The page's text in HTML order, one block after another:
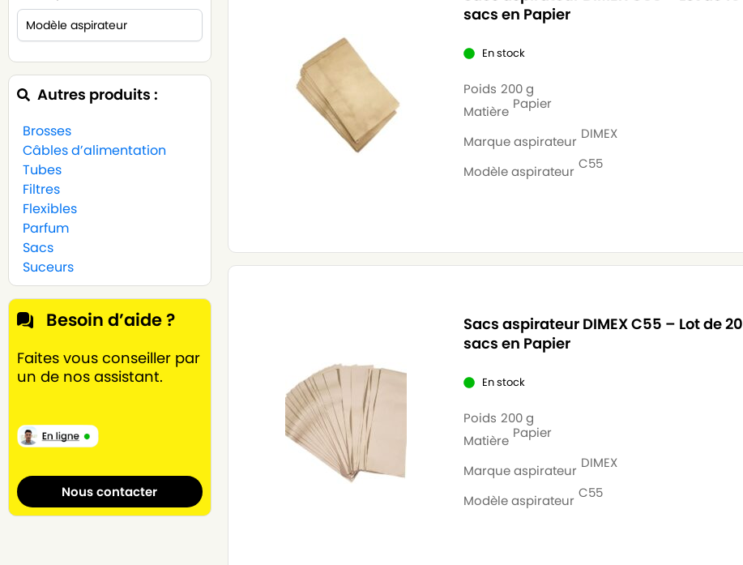
Autres produits :
Brosses
Câbles d’alimentation
Tubes
Filtres
Flexibles
Parfum
Sacs
Suceurs
Besoin d’aide ?
Faites vous conseiller par
un de nos assistant.
Nous contacter
sacs en Papier
En stock
Poids 200 g
Matière Papier
Marque aspirateur DIMEX
Modèle aspirateur C55
Sacs aspirateur DIMEX C55 – Lot de 20
sacs en Papier
En stock
Poids 200 g
Matière Papier
Marque aspirateur DIMEX
Modèle aspirateur C55